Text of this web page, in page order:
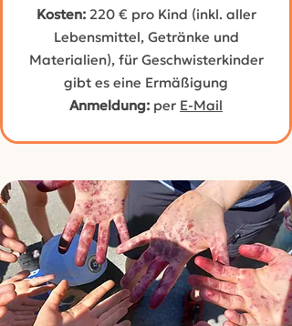
Kosten:220 € pro Kind (inkl. aller
Lebensmittel, Getränke und
Materialien), für Geschwisterkinder
gibt es eine Ermäßigung
Anmeldung: per E-Mail